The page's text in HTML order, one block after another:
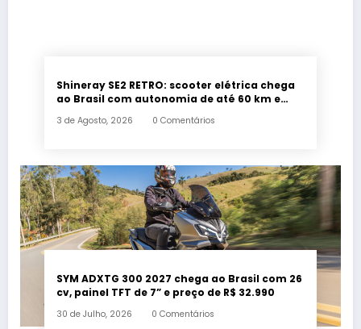
Shineray SE2 RETRO: scooter elétrica chega
ao Brasil com autonomia de até 60 km e
3 de Agosto, 2026 0 Comentários
SYM ADXTG 300 2027 chega ao Brasil com 26
cv, painel TFT de 7” e preço de R$ 32.990
30 de Julho, 2026 0 Comentários